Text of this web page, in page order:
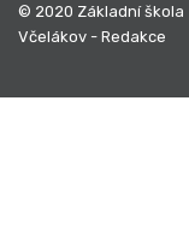
© 2020 Základní škola
Včelákov - Redakce